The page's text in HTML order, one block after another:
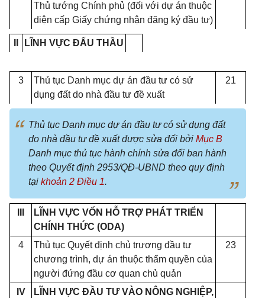
Thủ tướng Chính phủ (đối với dự án thuộc
diện cấp Giấy chứng nhận đăng ký đầu tư)
LĨNH VỰC ĐẤU THẦU
3
Thủ tục Danh mục dự án đầu tư có sử
dụng đất do nhà đầu tư đề xuất
21
Thủ tục Danh mục dự án đầu tư có sử dụng đất
do nhà đầu tư đề xuất được sửa đổi bởi Mục B
Danh mục thủ tục hành chính sửa đổi ban hành
theo Quyết định 2953/QĐ-UBND theo quy định
tại khoản 2 Điều 1.
LĨNH VỰC VỐN HỖ TRỢ PHÁT TRIỂN
CHÍNH THỨC (ODA)
4
Thủ tục Quyết định chủ trương đầu tư
chương trình, dự án thuộc thẩm quyền của
người đứng đầu cơ quan chủ quản
23
IV
LĨNH VỰC ĐẦU TƯ VÀO NÔNG NGHIỆP,